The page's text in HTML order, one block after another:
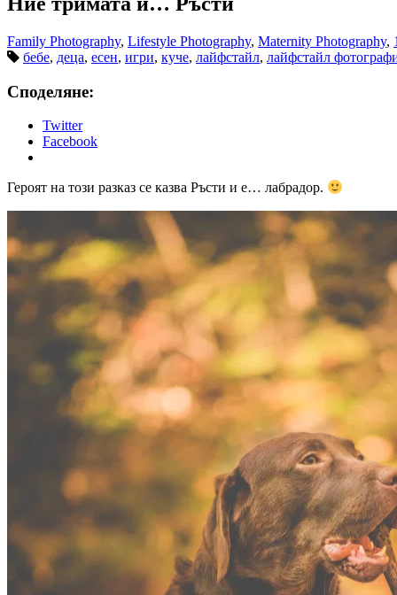
Family Photography, Lifestyle Photography, Maternity Photography,
бебе, деца, есен, игри, куче, лайфстайл, лайфстайл
Споделяне:
Twitter
Facebook
Героят на този разказ се казва Ръсти и е… лабрадор.